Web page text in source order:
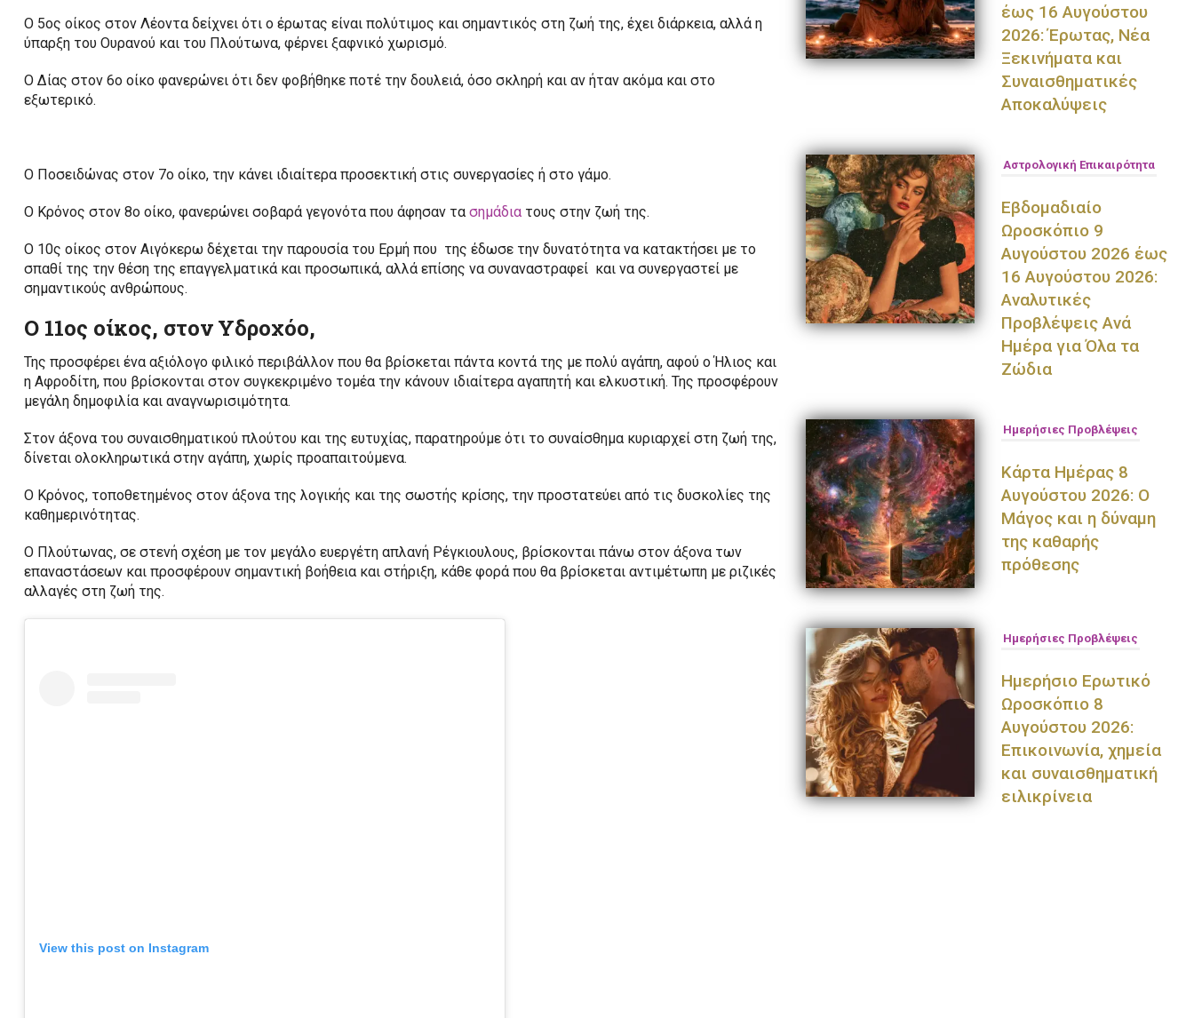
Ο 5ος οίκος στον Λέοντα δείχνει ότι ο έρωτας είναι πολύτιμος και σημαντικός στη ζωή της, έχει διάρκεια, αλλά η
ύπαρξη του Ουρανού και του Πλούτωνα, φέρνει ξαφνικό χωρισμό.
Ο Δίας στον 6ο οίκο φανερώνει ότι δεν φοβήθηκε ποτέ την δουλειά, όσο σκληρή και αν ήταν ακόμα και στο
εξωτερικό.
Ο Ποσειδώνας στον 7ο οίκο, την κάνει ιδιαίτερα προσεκτική στις συνεργασίες ή στο γάμο.
Ο Κρόνος στον 8ο οίκο, φανερώνει σοβαρά γεγονότα που άφησαν τα σημάδια τους στην ζωή της.
Ο 10ς οίκος στον Αιγόκερω δέχεται την παρουσία του Ερμή που της έδωσε την δυνατότητα να κατακτήσει με το
σπαθί της την θέση της επαγγελματικά και προσωπικά, αλλά επίσης να συναναστραφεί και να συνεργαστεί με
σημαντικούς ανθρώπους.
Ο 11ος οίκος, στον Υδροχόο,
Της προσφέρει ένα αξιόλογο φιλικό περιβάλλον που θα βρίσκεται πάντα κοντά της με πολύ αγάπη, αφού ο Ήλιος και
η Αφροδίτη, που βρίσκονται στον συγκεκριμένο τομέα την κάνουν ιδιαίτερα αγαπητή και ελκυστική. Της προσφέρουν
μεγάλη δημοφιλία και αναγνωρισιμότητα.
Στον άξονα του συναισθηματικού πλούτου και της ευτυχίας, παρατηρούμε ότι το συναίσθημα κυριαρχεί στη ζωή της,
δίνεται ολοκληρωτικά στην αγάπη, χωρίς προαπαιτούμενα.
Ο Κρόνος, τοποθετημένος στον άξονα της λογικής και της σωστής κρίσης, την προστατεύει από τις δυσκολίες της
καθημερινότητας.
Ο Πλούτωνας, σε στενή σχέση με τον μεγάλο ευεργέτη απλανή Ρέγκιουλους, βρίσκονται πάνω στον άξονα των
επαναστάσεων και προσφέρουν σημαντική βοήθεια και στήριξη, κάθε φορά που θα βρίσκεται αντιμέτωπη με ριζικές
αλλαγές στη ζωή της.
View this post on Instagram
έως 16 Αυγούστου
2026: Έρωτας, Νέα
Ξεκινήματα και
Συναισθηματικές
Αποκαλύψεις
Αστρολογική Επικαιρότητα
Εβδομαδιαίο
Ωροσκόπιο 9
Αυγούστου 2026 έως
16 Αυγούστου 2026:
Αναλυτικές
Προβλέψεις Ανά
Ημέρα για Όλα τα
Ζώδια
Ημερήσιες Προβλέψεις
Κάρτα Ημέρας 8
Αυγούστου 2026: Ο
Μάγος και η δύναμη
της καθαρής
πρόθεσης
Ημερήσιες Προβλέψεις
Ημερήσιο Ερωτικό
Ωροσκόπιο 8
Αυγούστου 2026:
Επικοινωνία, χημεία
και συναισθηματική
ειλικρίνεια